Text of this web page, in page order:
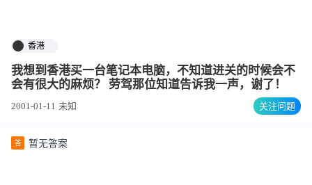
香港
我想到香港买一台笔记本电脑，不知道进关的时候会不
会有很大的麻烦？ 劳驾那位知道告诉我一声，谢了！
2001-01-11 未知 关注问题
答 暂无答案